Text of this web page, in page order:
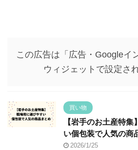
この広告は「広告・Googleイ
ウィジェットで設定さ
買い物
【岩手のお土産特
い個包装で人気の商
2026/1/25